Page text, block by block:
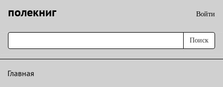
полекниг Войти
Поиск
Главная